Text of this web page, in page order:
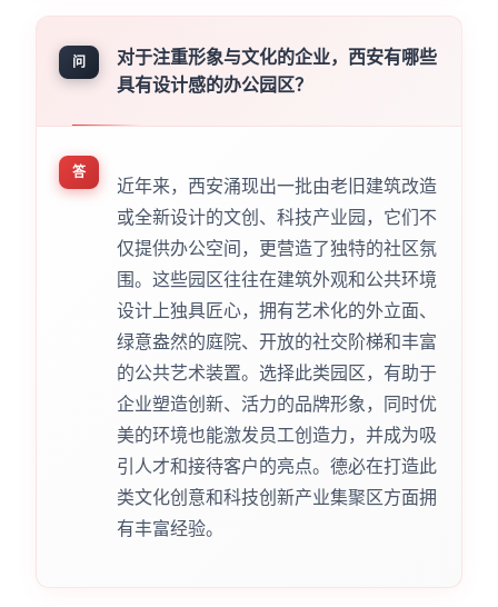
问
对于注重形象与文化的企业，西安有哪些
具有设计感的办公园区？
答
近年来，西安涌现出一批由老旧建筑改造
或全新设计的文创、科技产业园，它们不
仅提供办公空间，更营造了独特的社区氛
围。这些园区往往在建筑外观和公共环境
设计上独具匠心，拥有艺术化的外立面、
绿意盎然的庭院、开放的社交阶梯和丰富
的公共艺术装置。选择此类园区，有助于
企业塑造创新、活力的品牌形象，同时优
美的环境也能激发员工创造力，并成为吸
引人才和接待客户的亮点。德必在打造此
类文化创意和科技创新产业集聚区方面拥
有丰富经验。